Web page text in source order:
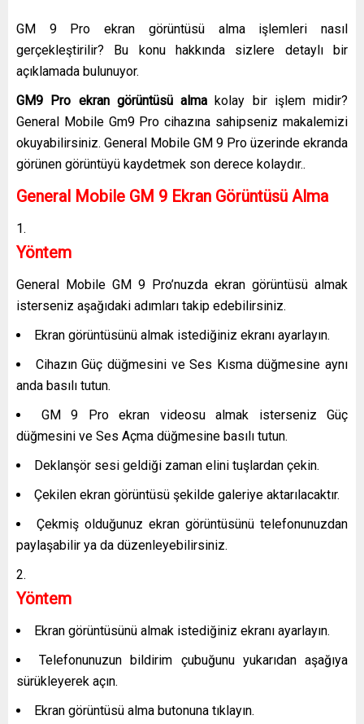
GM 9 Pro ekran görüntüsü alma işlemleri nasıl
gerçekleştirilir? Bu konu hakkında sizlere detaylı bir
açıklamada bulunuyor.
GM9 Pro ekran görüntüsü alma kolay bir işlem midir?
General Mobile Gm9 Pro cihazına sahipseniz makalemizi
okuyabilirsiniz. General Mobile GM 9 Pro üzerinde ekranda
görünen görüntüyü kaydetmek son derece kolaydır..
General Mobile GM 9 Ekran Görüntüsü Alma
Yöntem
General Mobile GM 9 Pro’nuzda ekran görüntüsü almak
isterseniz aşağıdaki adımları takip edebilirsiniz.
Ekran görüntüsünü almak istediğiniz ekranı ayarlayın.
Cihazın Güç düğmesini ve Ses Kısma düğmesine aynı
anda basılı tutun.
GM 9 Pro ekran videosu almak isterseniz Güç
düğmesini ve Ses Açma düğmesine basılı tutun.
Deklanşör sesi geldiği zaman elini tuşlardan çekin.
Çekilen ekran görüntüsü şekilde galeriye aktarılacaktır.
Çekmiş olduğunuz ekran görüntüsünü telefonunuzdan
paylaşabilir ya da düzenleyebilirsiniz.
Yöntem
Ekran görüntüsünü almak istediğiniz ekranı ayarlayın.
Telefonunuzun bildirim çubuğunu yukarıdan aşağıya
sürükleyerek açın.
Ekran görüntüsü alma butonuna tıklayın.